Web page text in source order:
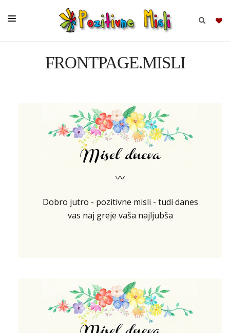
KOMPLETI
FRONTPAGE.MISLI
〰
Dobro jutro - pozitivne misli - tudi danes
vas naj greje vaša najljubša